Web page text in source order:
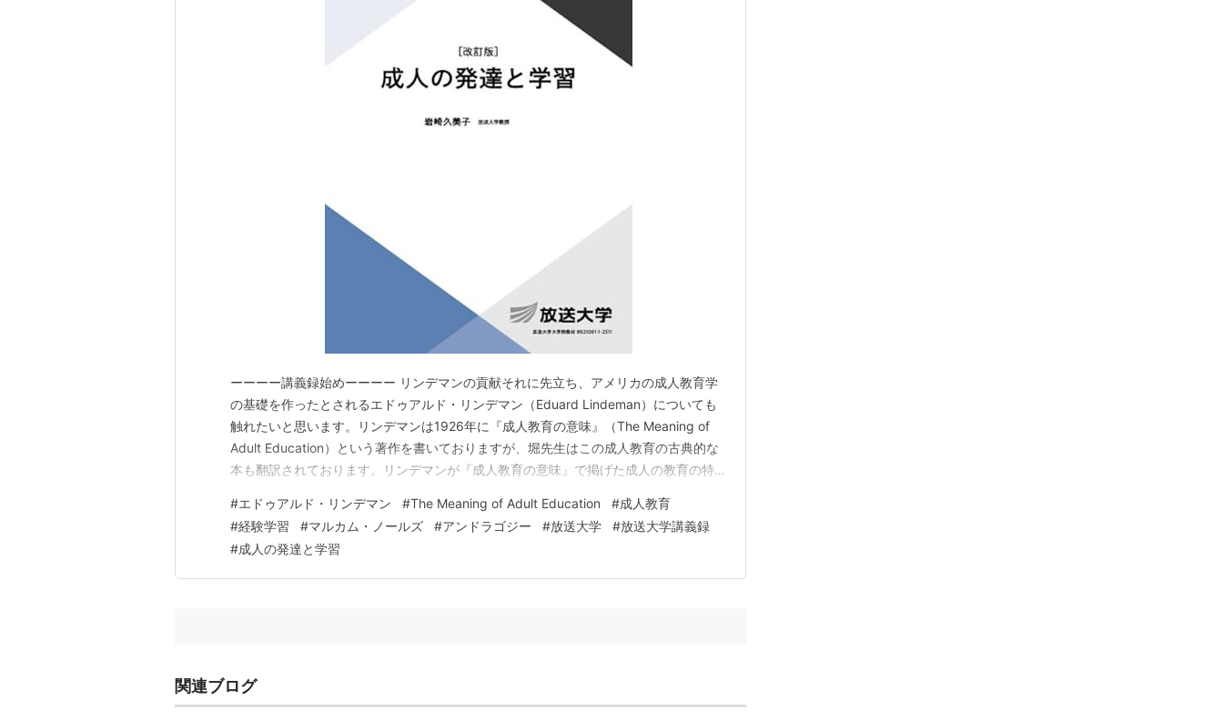
ーーーー講義録始めーーーー リンデマンの貢献それに先立ち、アメリカの成人教育学
の基礎を作ったとされるエドゥアルド・リンデマン（Eduard Lindeman）についても
触れたいと思います。リンデマンは1926年に『成人教育の意味』（The Meaning of
Adult Education）という著作を書いておりますが、堀先生はこの成人教育の古典的な
本も翻訳されております。リンデマンが『成人教育の意味』で掲げた成人の教育の特徴
い。リンデマンは、お話しくださいました通り、アメリカで成人教育を最初に体系的に
示した人物だ…
#エドゥアルド・リンデマン #The Meaning of Adult Education #成人教育
#経験学習 #マルカム・ノールズ #アンドラゴジー #放送大学 #放送大学講義録
#成人の発達と学習
関連ブログ